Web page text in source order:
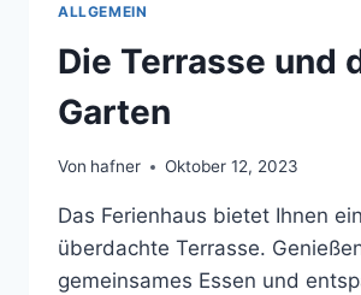
ALLGEMEIN
Die Terrasse und
Garten
Von hafner Oktober 12, 2023
Das Ferienhaus bietet Ihnen
überdachte Terrasse.
gemeinsames Essen und